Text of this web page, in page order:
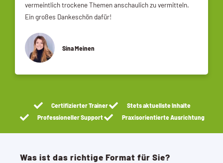
vermeintlich trockene Themen anschaulich zu vermitteln.
Ein großes Dankeschön dafür!
Sina Meinen
Certifizierter Trainer
Stets aktuellste Inhalte
Professioneller Support
Praxisorientierte Ausrichtung
Was ist das richtige Format für Sie?